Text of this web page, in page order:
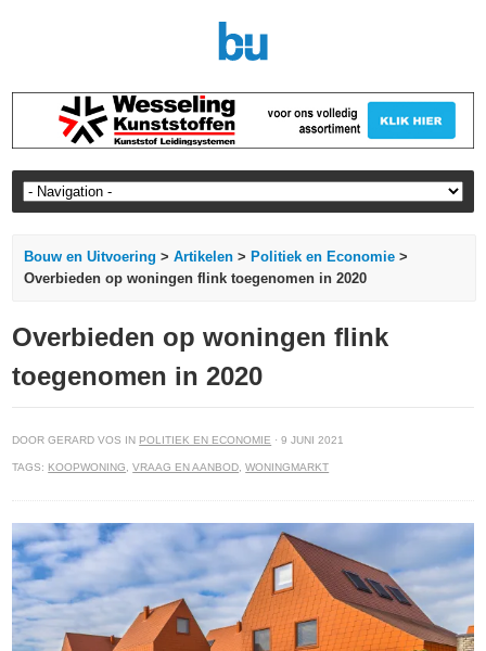
Bouw en Uitvoering >Artikelen > Politiek en Economie >
Overbieden op woningen flink toegenomen in 2020
Overbieden op woningen flink
toegenomen in 2020
DOOR GERARD VOS IN POLITIEK EN ECONOMIE · 9 JUNI 2021
TAGS: KOOPWONING,VRAAG EN AANBOD,WONINGMARKT